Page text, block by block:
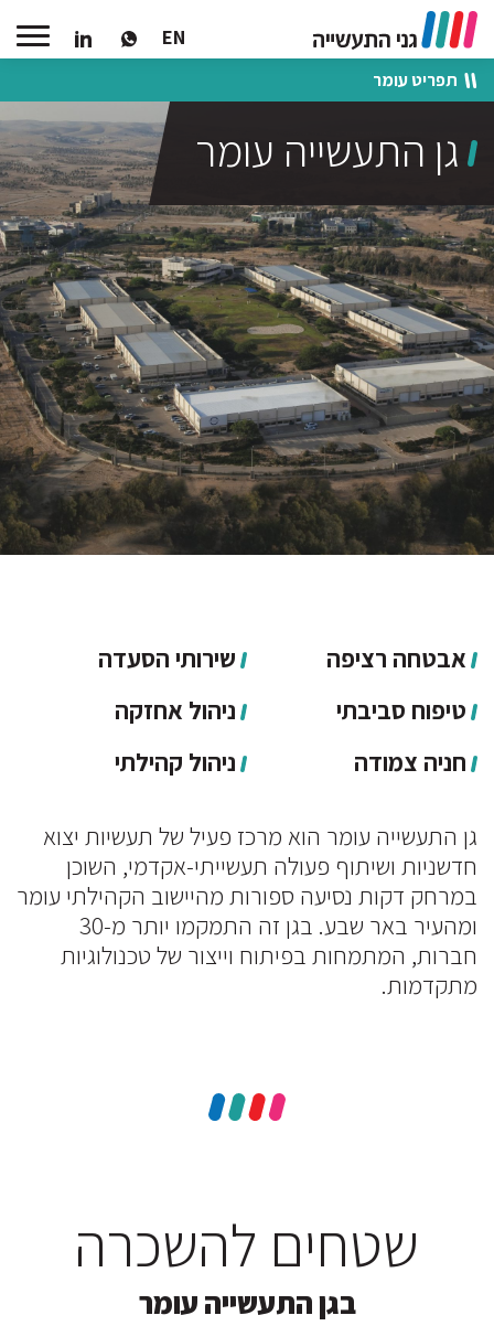
EN
גן התעשייה עומר
תפריט עומר
שטחים להשכרה
מיקום
סיפורי הצלחה
אבטחה רציפה
שירותי הסעדה
טיפוח סביבתי
ניהול אחזקה
חניה צמודה
ניהול קהילתי
גן התעשייה עומר הוא מרכז פעיל של תעשיות יצוא
חדשניות ושיתוף פעולה תעשייתי-אקדמי, השוכן
במרחק דקות נסיעה ספורות מהיישוב הקהילתי עומר
ומהעיר באר שבע. בגן זה התמקמו יותר מ-30
חברות, המתמחות בפיתוח וייצור של טכנולוגיות
מתקדמות.
שטחים להשכרה
בגן התעשייה עומר